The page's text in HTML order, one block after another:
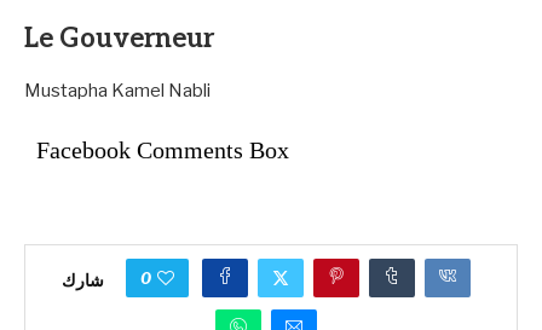
Le Gouverneur
Mustapha Kamel Nabli
Facebook Comments Box
شارك 0